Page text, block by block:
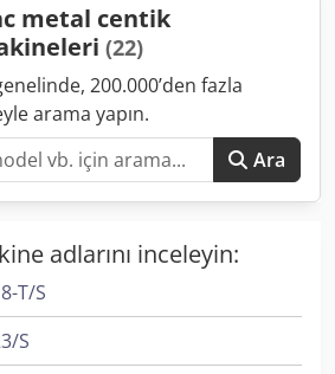
metal centik
(22)
200.000’den fazla
arama yapın.
Ara
adlarını inceleyin:
T/S
S